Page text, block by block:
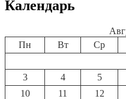
Календарь
Пн
Вт Ср
3
4 5
10
11 12